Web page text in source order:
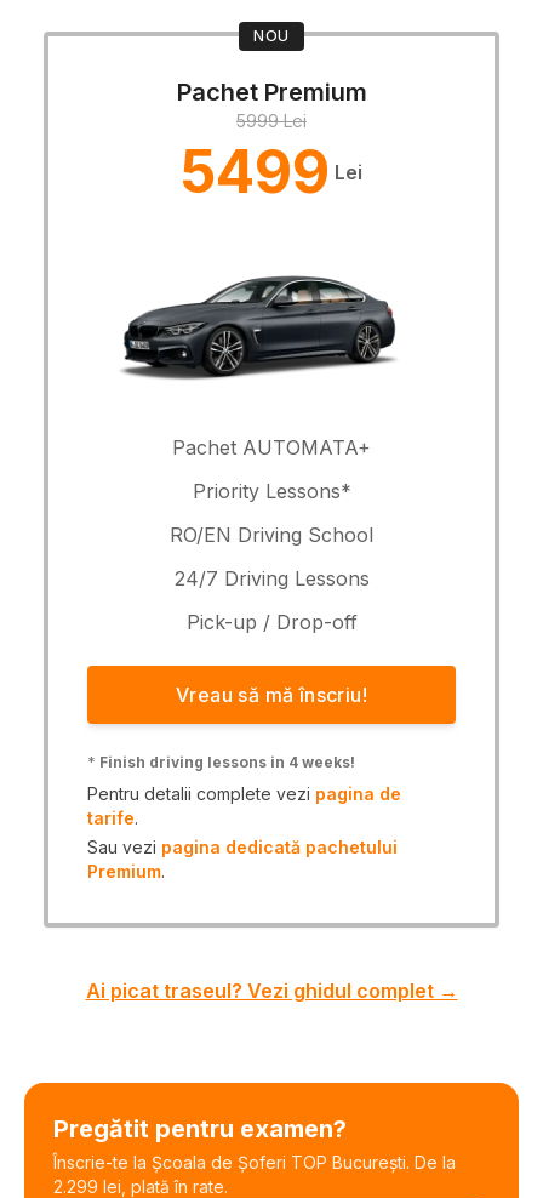
NOU
Pachet Premium
5999 Lei
5499 Lei
Pachet AUTOMATA+
Priority Lessons*
RO/EN Driving School
24/7 Driving Lessons
Pick-up / Drop-off
Vreau să mă înscriu!
* Finish driving lessons in 4 weeks!
Pentru detalii complete vezi pagina de
tarife.
Sau vezi pagina dedicată pachetului
Premium.
Ai picat traseul? Vezi ghidul complet →
Pregătit pentru examen?
Înscrie-te la Școala de Șoferi TOP București. De la
2.299 lei, plată în rate.